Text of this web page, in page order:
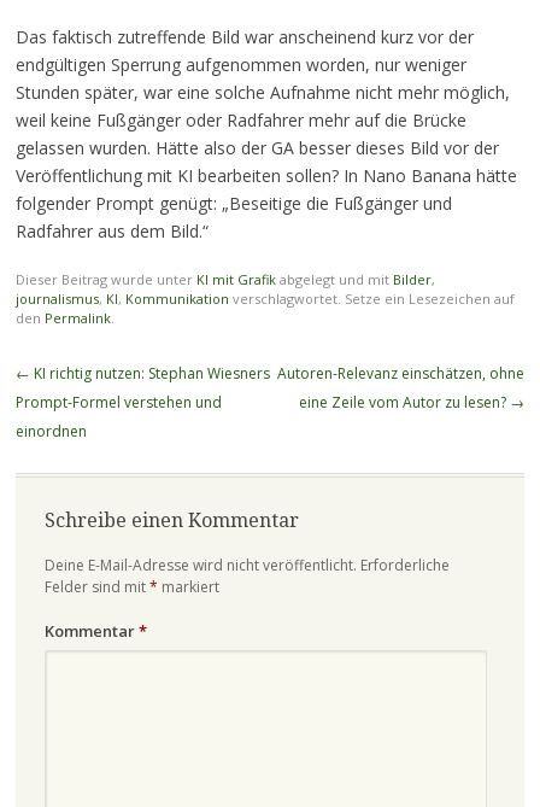
Das faktisch zutreffende Bild war anscheinend kurz vor der
endgültigen Sperrung aufgenommen worden, nur weniger
Stunden später, war eine solche Aufnahme nicht mehr möglich,
weil keine Fußgänger oder Radfahrer mehr auf die Brücke
gelassen wurden. Hätte also der GA besser dieses Bild vor der
Veröffentlichung mit KI bearbeiten sollen? In Nano Banana hätte
folgender Prompt genügt: „Beseitige die Fußgänger und
Radfahrer aus dem Bild.“
Dieser Beitrag wurde unter KI mit Grafikabgelegt und mit Bilder,
journalismus, KI, Kommunikation verschlagwortet. Setze ein Lesezeichen auf
den Permalink.
Beitragsnavigation
← KI richtig nutzen: Stephan Wiesners
Prompt-Formel verstehen und
einordnen
Autoren-Relevanz einschätzen, ohne
eine Zeile vom Autor zu lesen? →
Schreibe einen Kommentar
Deine E-Mail-Adresse wird nicht veröffentlicht. Erforderliche
Felder sind mit* markiert
Kommentar*